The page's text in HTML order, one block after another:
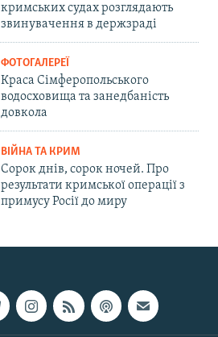
кримських судах розглядають
звинувачення в держзраді
ФОТОГАЛЕРЕЇ
Краса Сімферопольського
водосховища та занедбаність
довкола
ВІЙНА ТА КРИМ
Сорок днів, сорок ночей. Про
результати кримської операції з
примусу Росії до миру